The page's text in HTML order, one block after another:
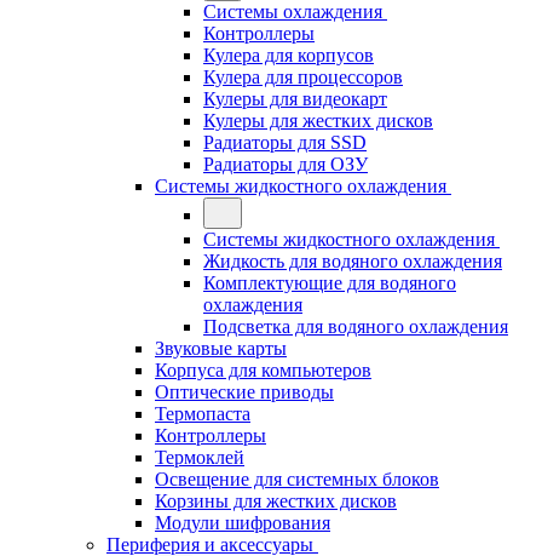
Системы охлаждения
Контроллеры
Кулера для корпусов
Кулера для процессоров
Кулеры для видеокарт
Кулеры для жестких дисков
Радиаторы для SSD
Радиаторы для ОЗУ
Системы жидкостного охлаждения
Системы жидкостного охлаждения
Жидкость для водяного охлаждения
Комплектующие для водяного
охлаждения
Подсветка для водяного охлаждения
Звуковые карты
Корпуса для компьютеров
Оптические приводы
Термопаста
Контроллеры
Термоклей
Освещение для системных блоков
Корзины для жестких дисков
Модули шифрования
Периферия и аксессуары